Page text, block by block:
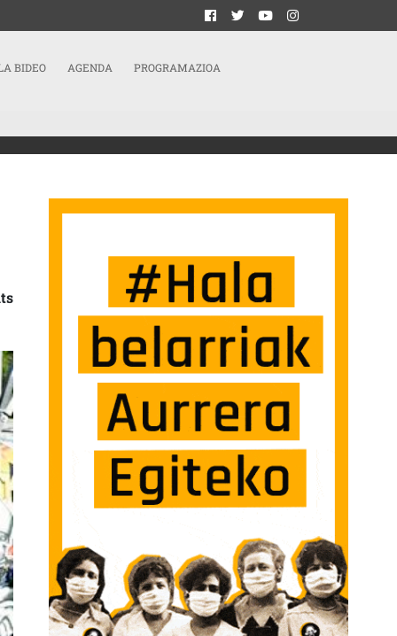
BIDEO AGENDA PROGRAMAZIOA
OROIMENEAN”